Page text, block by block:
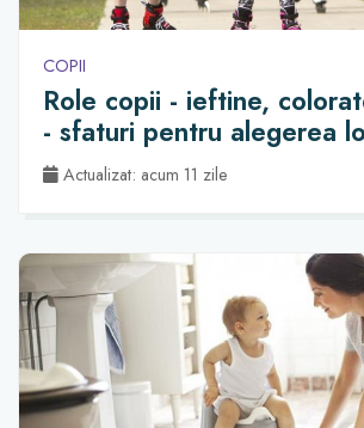
COPII
Role copii - ieftine,
- sfaturi pentru alegerea
Actualizat: acum 11 zile